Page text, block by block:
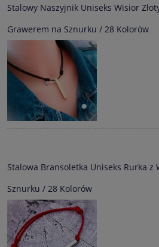
Stalowy Naszyjnik Uniseks Wisior
Grawerem na Sznurku / 28 Kolorów
Stalowa Bransoletka Uniseks Rurka z
Sznurku / 28 Kolorów